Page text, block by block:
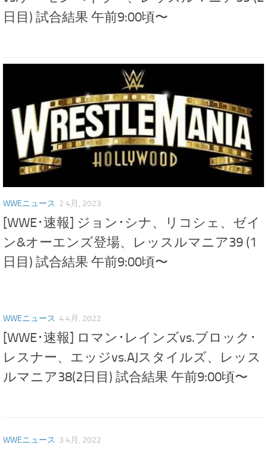
日目) 試合結果 午前9:00頃〜
WWEニュース 2 4月, 2023
[WWE･速報] ジョン･シナ、リコシェ、ゼイ
ン&オーエンズ登場、レッスルマニア39 (1
日目) 試合結果 午前9:00頃〜
WWEニュース 4 4月, 2022
[WWE･速報] ロマン･レインズvs.ブロック･
レスナー、エッジvs.AJスタイルズ、レッス
ルマニア38(2日目) 試合結果 午前9:00頃〜
WWEニュース 3 4月, 2022